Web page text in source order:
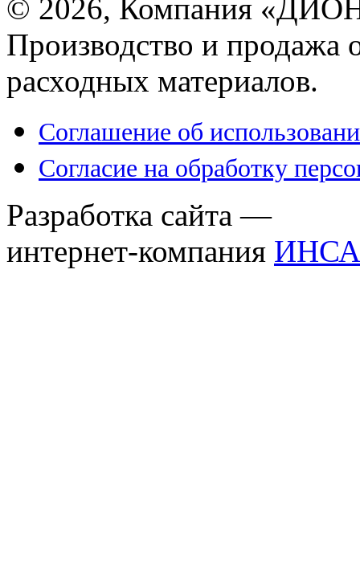
© 2026, Компания
Производство и продажа
расходных материалов.
Соглашение об
Согласие на обработку
Разработка сайта —
интернет-компания